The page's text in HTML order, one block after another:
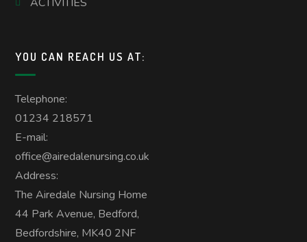
ACTIVITIES
YOU CAN REACH US AT:
Telephone:
01234 218571
E-mail:
office@airedalenursing.co.uk
Address:
The Airedale Nursing Home
44 Park Avenue, Bedford,
Bedfordshire, MK40 2NF